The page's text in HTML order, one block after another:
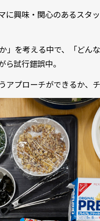
興味・関心のあるスタ
」を考える中で、「どん
試行錯誤中。
プローチができるか、チ